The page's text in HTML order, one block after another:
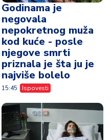
Godinama je
negovala
nepokretnog muža
kod kuće - posle
njegove smrti
priznala je šta ju je
najviše bolelo
15:45 Ispovesti